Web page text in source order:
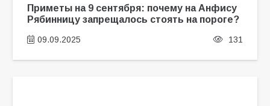
Приметы на 9 сентября: почему на Анфису
Рябинницу запрещалось стоять на пороге?
09.09.2025 131